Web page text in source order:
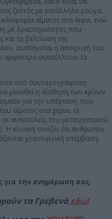
ζεστός με κατάλληλα ρούχα,
αίματος στα άκρα, ενώ
με δραστηριότητες που
τη βελτίωση της
συστήνεται η αποφυγή του
αμφότερα συστέλλουν τα
από συνταγογράφηση
μειωθεί η αίσθηση των κρύων
για την υπέρταση που
αίματος στα χέρια, οι
αναστολείς του μετατρεπτικού
Η κλινική τονίζει ότι άνθρωποι
χειρουργική επέμβαση,
για την ενημέρωση σας.
τα Γρεβενάεδω!